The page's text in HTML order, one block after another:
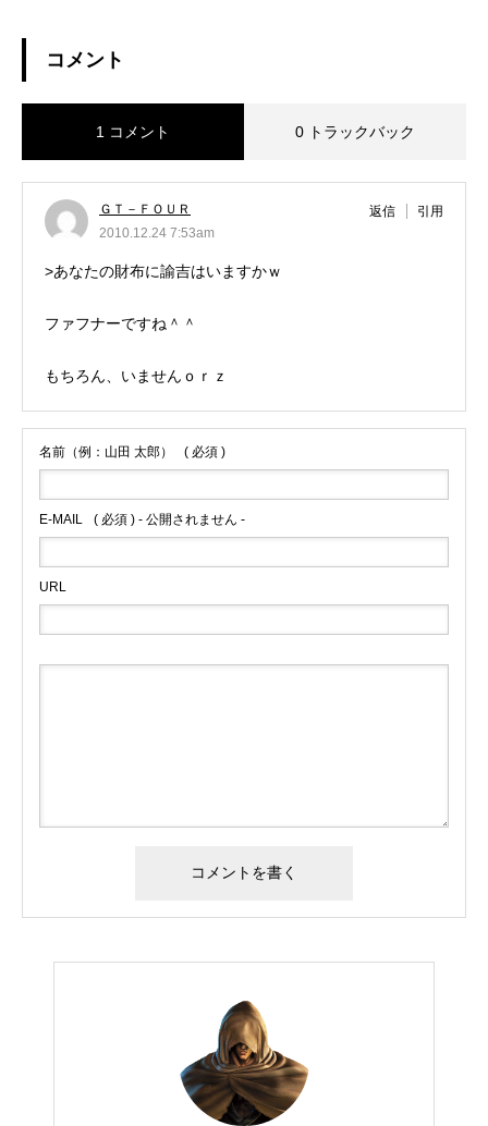
コメント
1 コメント 0 トラックバック
ＧＴ－ＦＯＵＲ
2010.12.24 7:53am
返信 引用
>あなたの財布に諭吉はいますかｗ
ファフナーですね＾＾
もちろん、いませんｏｒｚ
名前（例：山田 太郎） ( 必須 )
E-MAIL ( 必須 ) - 公開されません -
URL